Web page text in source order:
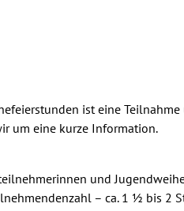
ist eine
um eine kurze Information.
und
– ca. 1 ½ bis 2